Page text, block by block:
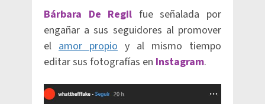
Bárbara De Regil fue señalada por
engañar a sus seguidores al promover
el amor propio y al mismo tiempo
editar sus fotografías en Instagram.